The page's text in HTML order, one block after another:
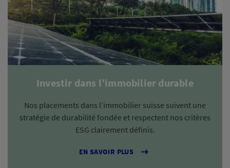
Investir dans l’immobilier durable
Nos placements dans l’immobilier suisse suivent une
stratégie de durabilité fondée et respectent nos critères
ESG clairement définis.
EN SAVOIR PLUS